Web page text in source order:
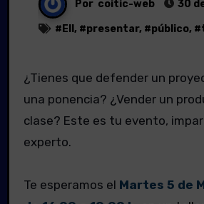
Por coitic-web 30
# EII , #presentar, #público, #
¿Tienes que defender un
una ponencia? ¿Vender un
clase? Este es tu evento,
experto.
Te esperamos el Martes 5 de